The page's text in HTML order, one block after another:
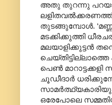
അതു തുറന്നു
തുടങ്ങുമ്പോൾ.
മടക്കിക്കുത്തി
മലയാളിക്കുട്ടൻ
പെൺ
ചൂഡീദാർ
ഒരേപോലെ